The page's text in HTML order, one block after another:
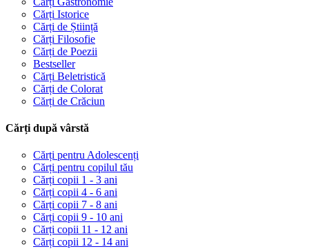
Cărți Istorice
Cărți de Știință
Cărți Filosofie
Cărți de Poezii
Bestseller
Cărți Beletristică
Cărți de Colorat
Cărți de Crăciun
Cărți după vârstă
Cărți pentru Adolescenți
Cărți pentru copilul tău
Cărți copii 1 - 3 ani
Cărți copii 4 - 6 ani
Cărți copii 7 - 8 ani
Cărți copii 9 - 10 ani
Cărți copii 11 - 12 ani
Cărți copii 12 - 14 ani